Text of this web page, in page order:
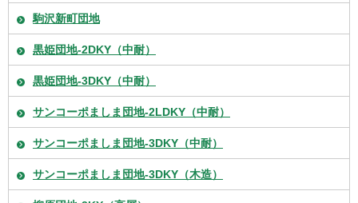
駒沢新町団地
黒姫団地-2DKY（中耐）
黒姫団地-3DKY（中耐）
サンコーポましま団地-2LDKY（中耐）
サンコーポましま団地-3DKY（中耐）
サンコーポましま団地-3DKY（木造）